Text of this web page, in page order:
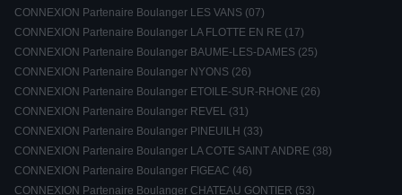
CONNEXION Partenaire Boulanger LES VANS (07)
CONNEXION Partenaire Boulanger LA FLOTTE EN RE (17)
CONNEXION Partenaire Boulanger BAUME-LES-DAMES (25)
CONNEXION Partenaire Boulanger NYONS (26)
CONNEXION Partenaire Boulanger ETOILE-SUR-RHONE (26)
CONNEXION Partenaire Boulanger REVEL (31)
CONNEXION Partenaire Boulanger PINEUILH (33)
CONNEXION Partenaire Boulanger LA COTE SAINT ANDRE (38)
CONNEXION Partenaire Boulanger FIGEAC (46)
CONNEXION Partenaire Boulanger CHATEAU GONTIER (53)